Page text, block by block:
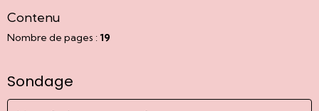
Contenu
Nombre de pages :19
Sondage